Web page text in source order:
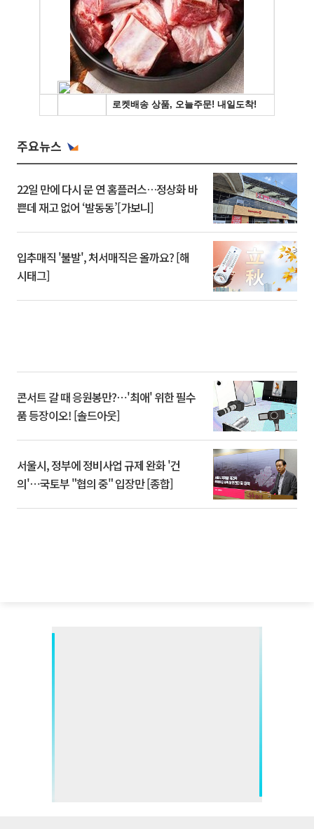
주요뉴스
22일 만에 다시 문 연 홈플러스…정상화 바
쁜데 재고 없어 ‘발동동’[가보니]
입추매직 '불발', 처서매직은 올까요? [해
시태그]
콘서트 갈 때 응원봉만?⋯'최애' 위한 필수
품 등장이오! [솔드아웃]
서울시, 정부에 정비사업 규제 완화 '건
의'⋯국토부 "협의 중" 입장만 [종합]